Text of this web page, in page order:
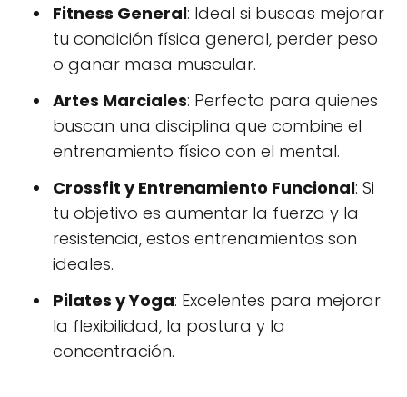
Fitness General: Ideal si buscas mejorar
tu condición física general, perder peso
o ganar masa muscular.
Artes Marciales: Perfecto para quienes
buscan una disciplina que combine el
entrenamiento físico con el mental.
Crossfit y Entrenamiento Funcional: Si
tu objetivo es aumentar la fuerza y la
resistencia, estos entrenamientos son
ideales.
Pilates y Yoga: Excelentes para mejorar
la flexibilidad, la postura y la
concentración.